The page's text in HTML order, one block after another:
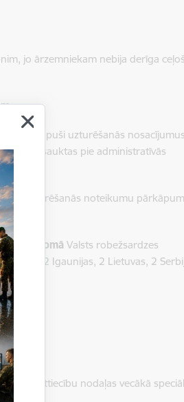
jo ārzemniekam nebija derīga
pārkāpuši uzturēšanās nosacījumus
sauktas pie administratīvās
vai uzturēšanās noteikumu
jomā Valsts robežsardzes
2 Igaunijas, 2 Lietuvas, 2
attiecību nodaļas vecākā